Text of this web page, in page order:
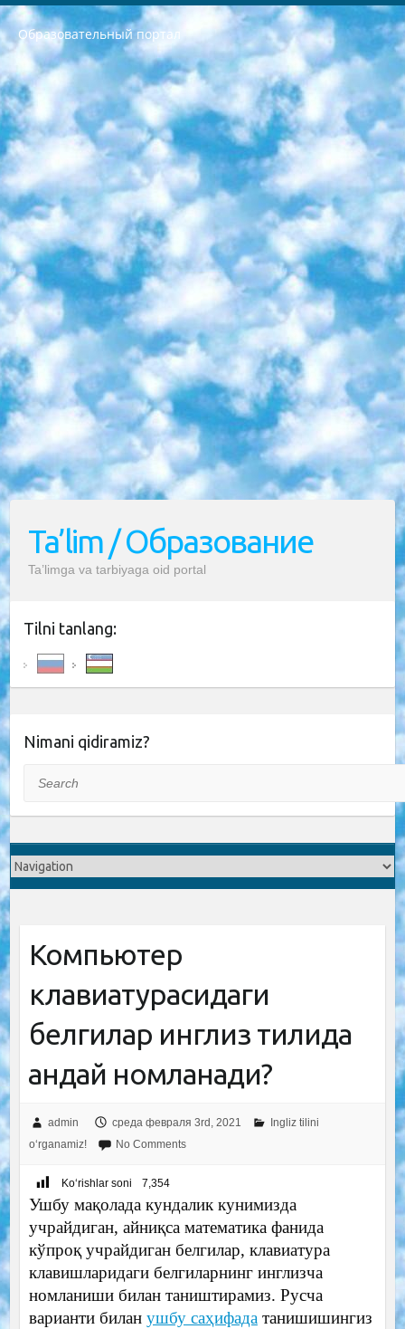
Образовательный портал
РЕСПУБЛИКА УЗБЕКИСТАН МИНИСТРЕРСТВО ДОШКОЛЬНОГО И ШКОЛЬНОГО ОБРАЗОВАНИЯ КОМАНДА в общеобразовательных учреждениях в 2023-2024 учебном году организация и проведение итоговой государственной аттестации обучающихся о Министра дошкольного и школьного образования Республики Узбекистан от 4 марта 2008 года (постановлением Минюста от 20 марта 2008 года № 1778 государственной регистрации) «Итоговое состояние учащихся общего среднего образования на основании положения об утверждении положения об аттестации общего среднего образования выпускной экзамен студентов в образовательных учреждениях в 2023-2024 учебном году В целях организации и прохождения аттестации приказываю: 1. Следующее: перечень предметов, по которым будет проводиться итоговая государственная аттестация и экзамен формы перевода согласно приложению 1; сертификаты международного образца, оценивающие уровень владения иностранными языками перечень согласно приложению 2; 2. Педагогический при специализированных образовательных учреждениях. научно-практический центр квалификации и международной оценки (Д.Давидова) 2024 г. До 25 марта: задания по предметам, по которым будет проводиться итоговая аттестация разработка и утверждение технических условий; итоговая аттестация на основании разработанного предметного задания разработка вопросов по предметам (устно и письменно), экзамен передача; общеобразовательные средние школы и специальные учебные заведения учащиеся выпускных классов школ и интернатов в агентской системе подготовка базы данных экзаменационных материалов и критериев оценки; перевод базы экзаменационных материалов на все языки обучения подать в Республиканский образовательный центр для изготовления; варианты экзаменов на основе разработанных контрольных материалов пусть будут поставлены задачи формирования. 3. Республиканский образовательный центр (Ш.Худайкулов) до 5 апреля 2024 года. до: база данных предоставленных экзаменационных материалов на все языки обучения перевод и экспертиза; для слепых, слабовидящих, глухих, слабослышащих и умственно отсталых детей учащиеся выпускных классов специализированных школ и школ-интернатов база данных экзаменационных материалов на всех преподаваемых языках подготовка критериев оценки; специализированные школы для умственно отсталых детей и технологии для учащихся выпускных классов школ-интернатов разработка соответствующих рекомендаций и критериев проведения ЕГЭ по естествознанию давать задания. 4. Педагогический при специализированных образовательных учреждениях. Научно-практический центр навыков и международной оценки (Д.Давидова), Республика образовательный центр (Худайкулов Ш.) итоговый государственный аттестационный экзамен ориентирован на творческое и логическое мышление при подготовке базы материалов учитывать введение заданий. 5. Следует отметить, что: сертификат государственного образца о знании общеобразовательного предмета и как минимум национальный уровень B1 по предметам на иностранных языках, указанным в Приложении 2. или международно признанный сертификат эквивалентного уровня студенты, изучающие определенный предмет, освобождаются от экзамена; по соответствующим предметам запланирована итоговая государственная аттестация за день до дня, путем жеребьевки Рабочей группой (в письменной форме по предметам, проводимым в форме) из числа сформированных вариантов выбрано 2 варианта; 2 выбранных варианта экзамена анонсированы на официальном сайте министерства и все выпускники по всей стране на основе этих вариантов проводит итоговую государственную аттестацию. 6. Государственное образование учащихся средних общеобразовательных учреждений. знания в соответствии с квалификационными требованиями, которые необходимо приобрести на основании стандартов итоговый (выпускной) контроль для 9 и 11 классов в целях тестирования Экзамены (далее – экзамены) состоят из предметов, перечисленных в приложении 1. будет сделано. 7. Экзамены пройдут с 26 мая по 15 июня 2024 г. (кроме науки физического воспитания). 8. Физическая для учащихся 9 классов общесредних образовательных учреждений. Экзамены по предмету «Образование, квалификация медицина» 1-6 мая 2024 года. сотрудники перевести под присмотр (с отклонениями в физическом или умственном развитии) специализированная школа для детей, школы-интернаты и со сколиозом школы-интернаты санаторного типа для больных детей исключены). 9. Он был слепым, слабовидящим и имел нарушения опорно-двигательного аппарата. экзамены в специализированных школах и интернатах для детей должны проводиться исходя из требований, предъявляемых к общеобразовательным учреждениям (физкультура кроме науки). 10. Специализированная школа для глухих и слабослышащих детей. и экзамены в интернатах и быть реализован в виде письменного теста по математике. 11. Специальность для умственно отсталых детей. Для 9 класса Родной язык и литературное письмо Государственный язык (язык обучения – узбекский). для неклассов) написано Математическое письмо Письменная/устная история Узбекистана Физическое воспитание практично Итоговый контроль Для 11 класса Написание родного языка и литературы (эссе) Математическое письмо Узбекский язык (обучение на узбекском языке) не посещающее общее среднее образование для учреждений)/Образовательное учреждение выбор письменный и устный Иностранный язык письменный/устный Письменная/устная история Узбекистана *По выбору студента:  Химия  Физика  Основы государственного права  География 10 бесплатных образовательных ресурсов - Мы составили подборку онлайн-проектов с интерактивными упражнениями, видеолекциями и статьями. Они помогут вам обрести новые и освежить старые знания бесплатно. 1. «ИНТУИТ» Старейшая образовательная площадка Рунета. Здесь вы найдёте сотни текстовых и видеокурсов на десятки различных тем — от программирования до психологии. Многие курсы подготовлены российскими университетами и крупными международными компаниями вроде Intel и Microsoft. Самостоятельное обучение бесплатное, но желающие могут оплатить услуги персональных наставников. 2. «Смартия» знакомит с актуальными профессиями и подсказывает, как им обучаться. Выбрав заинтересовавшую вас специальность — SMM-специалист, фотограф, веб-дизайнер или другую, — увидите список необходимых для неё умений. Чтобы вы могли освоить их самостоятельно, для каждого умения площадка отображает подборку ссылок на учебные материалы. Хотя «Смартия» ориентируется на русскоязычную аудиторию, часть контента всё же доступна только на английском. 3. «Лекторий Физтеха» Проект Московского физико-технического института (Физтеха). С его помощью вы можете смотреть онлайн серии лекций, записанные на видео в этом вузе. В числе доступных предметов — физика, биология, химия, информационные технологии и другие. К некоторым лекциям администрация ресурса прилагает готовые конспекты, которые можно скачивать в PDF-формате. 4. ITMOcourses Онлайн-площадка Санкт-Петербургского национального исследовательского университета информационных технологий, механики и оптики (ИТМО). Ресурс предоставляет свободный доступ к курсам, разработанным в этом вузе. Каталог материалов разбит на четыре категории: «Оптические системы и технологии», «Приборостроение и робототехника», «Информационные технологии» и «Биотехнологии». Курсы состоят из видеолекций, интерактивных демонстраций и заданий. 5. «КиберЛенинка» Электронная научная библиотека открытого доступа. Каталог площадки регулярно обрастает текстами статей из различных научных изданий. Сгруппированные по журналам и рубрикам публикации можно читать онлайн или скачивать целиком в PDF-формате. Проект нацелен на популяризацию науки за счёт открытого доступа к качественной информации. 6. «ПостНаука» На этом ресурсе публикуют подборки видеолекций, составленные экспертами из разных отраслей и объединённые общими темами. Среди них, к примеру, есть серии «Биоинформатика и геномика», «Культура средневековой Скандинавии» и Cinema Studies о теории кино. Каждая подборка лекций — логически связанная история, рассказанная экспертом от первого лица. Кроме того, на сайте появляются научно-образовательные статьи и тесты на разные темы. 7. «Newочём» Команда проекта «Newочём» отбирает самые интересные тексты из англоязычных СМИ и переводит те из них, за которые голосуют участники сообщества «ВКонтакте». По большей части это научно-популярные статьи. Редакторы придумывают лишь заголовки, в остальном содержание переводов соответствует оригиналам. Полные тексты можно читать прямо в социальной сети. 8. InternetUrok Онлайн-база материалов по основным дисциплинам школьной программы. Информация на сайте структурирована по классам, предметам и темам (урокам). Каждый урок состоит из видеолекций и конспектов. Есть также интерактивные тренажёры и тесты для закрепления пройденного материала. Даже если вы давно окончили школу, возможность повторить программу старших классов всегда может пригодиться. 9. Edutainme Ещё один ресурс об образовании. В отличие от Newtonew, как мне кажется, Edutainme больше ориентируется на представителей индустрии: педагогов, предпринимателей, разработчиков образовательных проектов. Но и любой, кто просто стремится к саморазвитию, найдёт на сайте много полезного и интересного для себя. Например, информацию о новых курсах и образовательных сервисах. 10. Newtonew Онлайн-медиа об образовании и обучении в широком смысле. Авторы Newtonew пишут об инструментах, заведениях, тактиках и стратегиях, которые помогают учить других и получать новые знания самостоятельно. На этой площадке вы найдёте новости, обзоры, аналитические мат
Ta’lim / Образование
Ta’limga va tarbiyaga oid portal
Tilni tanlang:
Nimani qidiramiz?
Компьютер
клавиатурасидаги
белгилар инглиз тилида
қандай номланади?
admin среда февраля 3rd, 2021
Ingliz tilini
o‘rganamiz!
No Comments
Ko‘rishlar soni 7,354
Ушбу мақолада кундалик кунимизда
учрайдиган, айниқса математика фанида
кўпроқ учрайдиган белгилар, клавиатура
клавишларидаги белгиларнинг инглизча
номланиши билан таништирамиз. Русча
варианти билан ушбу саҳифадатанишишингиз